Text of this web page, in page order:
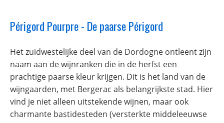
Périgord Pourpre - De paarse Périgord
Het zuidwestelijke deel van de Dordogne ontleent zijn
naam aan de wijnranken die in de herfst een
prachtige paarse kleur krijgen. Dit is het land van de
wijngaarden, met Bergerac als belangrijkste stad. Hier
vind je niet alleen uitstekende wijnen, maar ook
charmante bastidesteden (versterkte middeleeuwse